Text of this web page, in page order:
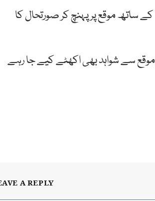
ساتھ موقع پر پہنچ کر صورتحال کا
سے شواہد بھی اکھٹے کیے جا رہے
A REPLY